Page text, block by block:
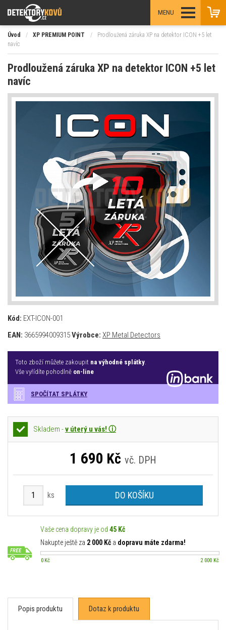
MENU
Úvod / XP PREMIUM POINT /
Prodloužená záruka XP na detektor ICON +5 let
navíc
Prodloužená záruka XP na detektor ICON +5 let
navíc
Kód: EXT-ICON-001
EAN: 3665994009315Výrobce: XP Metal Detectors
Toto zboží můžete zakoupit na výhodné splátky.
Vše vyřídíte pohodlně on-line
SPOČÍTAT SPLÁTKY
Skladem -v úterý u vás! ⓘ
1 690 Kč vč. DPH
ks DO KOŠÍKU
Vaše cena dopravy je od 45 Kč
Nakupte ještě za 2 000 Kč a dopravu máte zdarma!
0 Kč 2 000 Kč
Popis produktu Dotaz k produktu